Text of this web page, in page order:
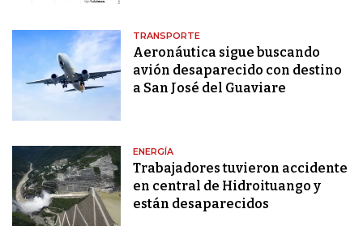
TRANSPORTE
Aeronáutica sigue buscando
avión desaparecido con destino
a San José del Guaviare
ENERGÍA
Trabajadores tuvieron accidente
en central de Hidroituango y
están desaparecidos